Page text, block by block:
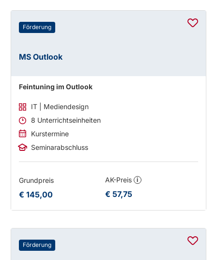
Förderung
MS Outlook
Feintuning im Outlook
IT | Mediendesign
8 Unterrichtseinheiten
Kurstermine
Seminarabschluss
Grundpreis
€ 145,00
AK-Preis i
€ 57,75
Förderung